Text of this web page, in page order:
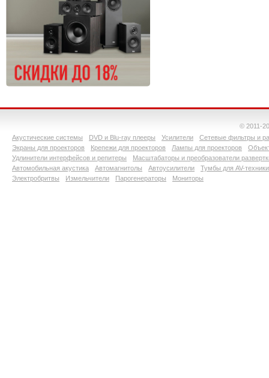
© 2011-
Акустические системы
DVD и Blu-ray плееры Усилители
Сетевые фильтры и
Экраны для проекторов
Крепежи для проекторов Лампы для проекторов
Удлинители интерфейсов и репитеры
Масштабаторы и преобразователи
Автомобильная акустика
Автомагнитолы Автоусилители
Тумбы для AV-техники
Электробритвы
Измельчители Парогенераторы Мониторы